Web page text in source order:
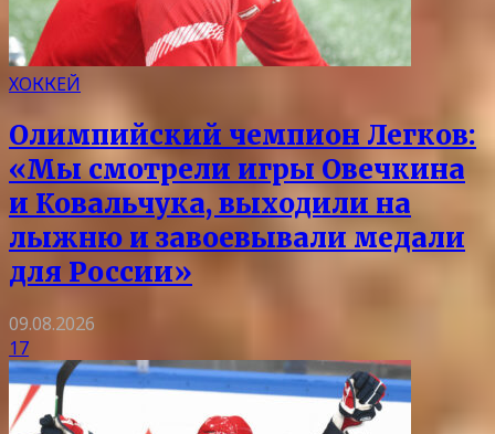
ХОККЕЙ
Олимпийский чемпион Легков:
«Мы смотрели игры Овечкина
и Ковальчука, выходили на
лыжню и завоевывали медали
для России»
09.08.2026
17